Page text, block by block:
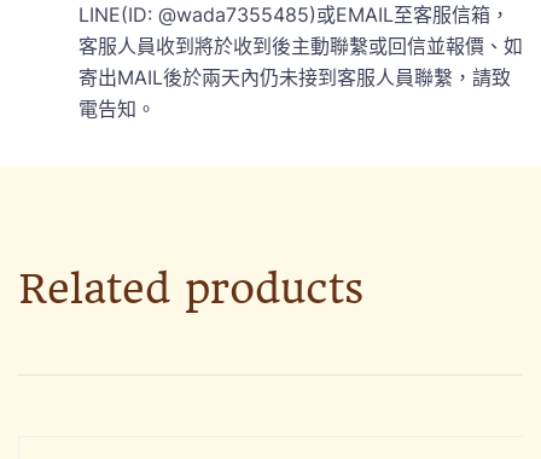
LINE(ID: @wada7355485)或EMAIL至客服信箱，
客服人員收到將於收到後主動聯繫或回信並報價、如
寄出MAIL後於兩天內仍未接到客服人員聯繫，請致
電告知。
Related products